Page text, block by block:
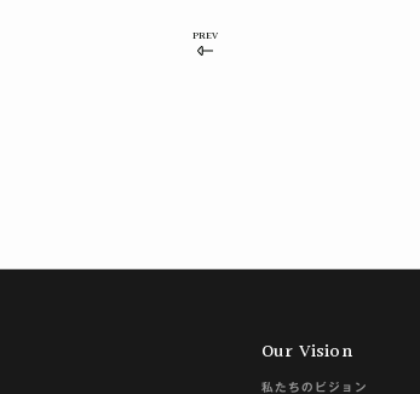
PREV
Our Vision
私たちのビジョン